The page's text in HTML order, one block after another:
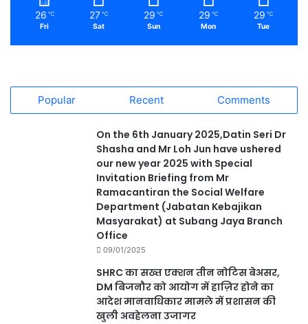
26 ℃
Fri
27 ℃
Sat
29 ℃
Sun
29 ℃
Mon
29 ℃
Tue
Popular Recent Comments
On the 6th January 2025,Datin Seri Dr
Shasha and Mr Loh Jun have ushered
our new year 2025 with Special
Invitation Briefing from Mr
Ramacantiran the Social Welfare
Department (Jabatan Kebajikan
Masyarakat) at Subang Jaya Branch
Office
09/01/2025
SHRC का सख्त एक्शन तीन नोटिस बेअसर,
DM बिजनौर को आयोग में हाज़िर होने का
आदेश मानवाधिकार मामले में प्रशासन की
खुली अवहेलना उजागर